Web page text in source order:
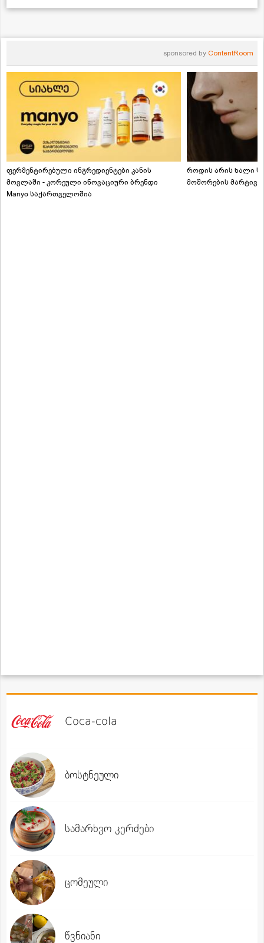
sponsored by ContentRoom
ფერმენტირებული ინგრედიენტები კანის
მოვლაში - კორეული ინოვაციური ბრენდი
Manyo საქართველოშია
როდის არის ხალი
მოშორების
Coca-cola
ბოსტნეული
სამარხვო კერძები
ცომეული
წვნიანი